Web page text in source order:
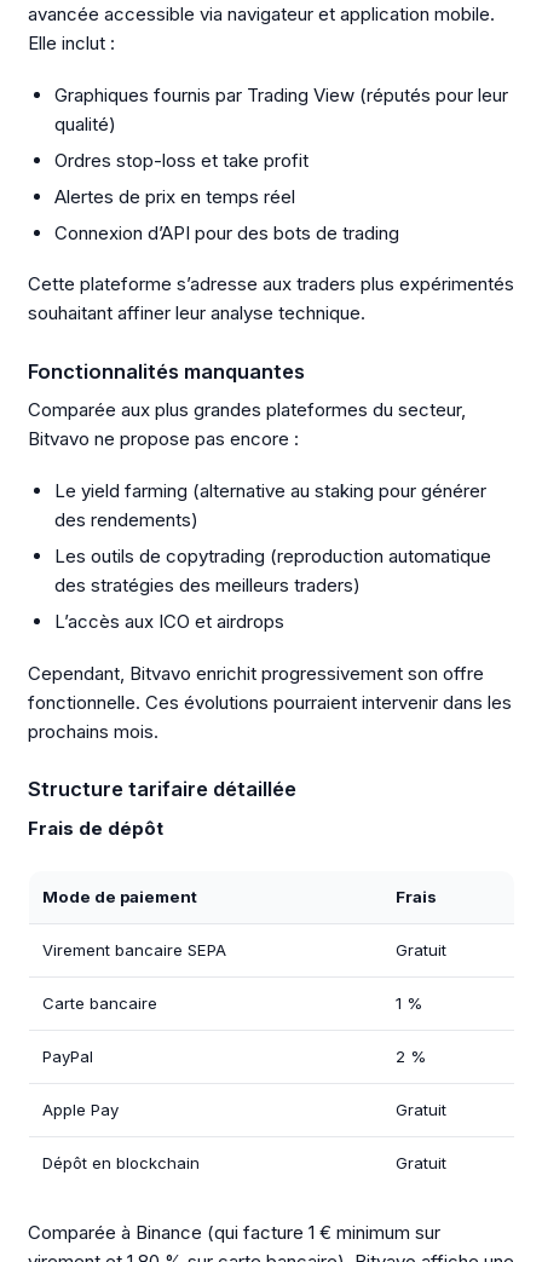
avancée accessible via navigateur et application mobile.
Elle inclut :
Graphiques fournis par Trading View (réputés pour leur
qualité)
Ordres stop-loss et take profit
Alertes de prix en temps réel
Connexion d’API pour des bots de trading
Cette plateforme s’adresse aux traders plus expérimentés
souhaitant affiner leur analyse technique.
Fonctionnalités manquantes
Comparée aux plus grandes plateformes du secteur,
Bitvavo ne propose pas encore :
Le yield farming (alternative au staking pour générer
des rendements)
Les outils de copytrading (reproduction automatique
des stratégies des meilleurs traders)
L’accès aux ICO et airdrops
Cependant, Bitvavo enrichit progressivement son offre
fonctionnelle. Ces évolutions pourraient intervenir dans les
prochains mois.
Structure tarifaire détaillée
Frais de dépôt
Mode de paiement Frais
Virement bancaire SEPA Gratuit
Carte bancaire 1 %
PayPal 2 %
Apple Pay Gratuit
Dépôt en blockchain Gratuit
Comparée à Binance (qui facture 1 € minimum sur